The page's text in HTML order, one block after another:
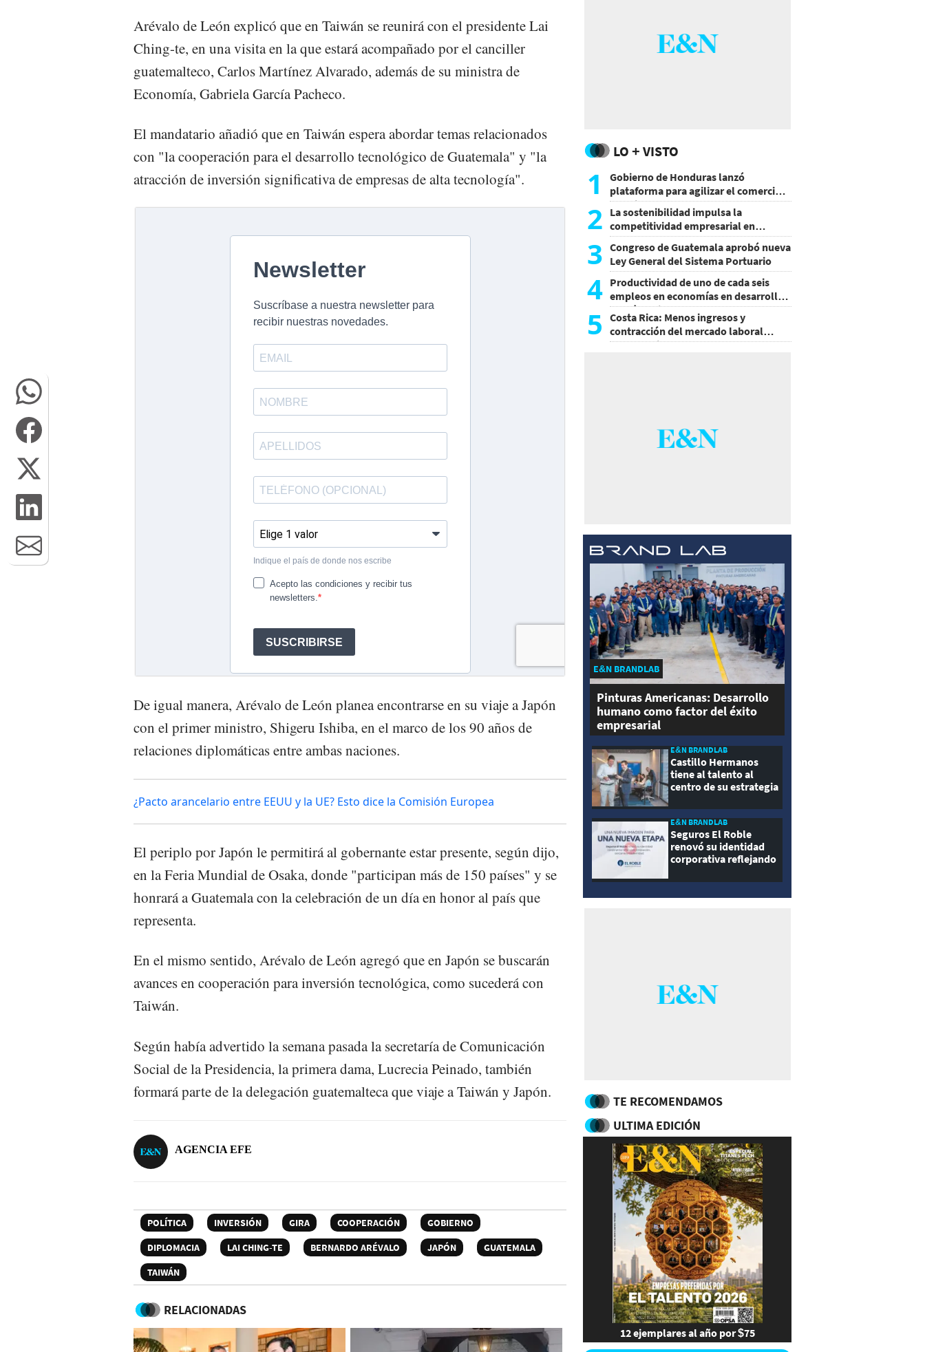
Arévalo de León explicó que en Taiwán se reunirá con el presidente Lai
Ching-te, en una visita en la que estará acompañado por el canciller
guatemalteco, Carlos Martínez Alvarado, además de su ministra de
Economía, Gabriela García Pacheco.
El mandatario añadió que en Taiwán espera abordar temas relacionados
con "la cooperación para el desarrollo tecnológico de Guatemala" y "la
atracción de inversión significativa de empresas de alta tecnología".
De igual manera, Arévalo de León planea encontrarse en su viaje a Japón
con el primer ministro, Shigeru Ishiba, en el marco de los 90 años de
relaciones diplomáticas entre ambas naciones.
¿Pacto arancelario entre EEUU y la UE? Esto dice la Comisión Europea
El periplo por Japón le permitirá al gobernante estar presente, según dijo,
en la Feria Mundial de Osaka, donde "participan más de 150 países" y se
honrará a Guatemala con la celebración de un día en honor al país que
representa.
En el mismo sentido, Arévalo de León agregó que en Japón se buscarán
avances en cooperación para inversión tecnológica, como sucederá con
Taiwán.
Según había advertido la semana pasada la secretaría de Comunicación
Social de la Presidencia, la primera dama, Lucrecia Peinado, también
formará parte de la delegación guatemalteca que viaje a Taiwán y Japón.
AGENCIA EFE
POLÍTICA INVERSIÓN GIRA COOPERACIÓN
GOBIERNO
DIPLOMACIA
LAI CHING-TE BERNARDO ARÉVALO JAPÓN
GUATEMALA
TAIWÁN
RELACIONADAS
LO + VISTO
1
Gobierno de Honduras lanzó
plataforma para agilizar el comercio
exterior
2 La sostenibilidad impulsa la
competitividad empresarial en
Guatemala
3 Congreso de Guatemala aprobó nueva
Ley General del Sistema Portuario
4 Productividad de uno de cada seis
empleos en economías en desarrollo
podría mejorar por la IA
5
Costa Rica: Menos ingresos y
contracción del mercado laboral
causan baja del consumo
E&N BRANDLAB
Pinturas Americanas: Desarrollo
humano como factor del éxito
empresarial
E&N BRANDLAB
Castillo Hermanos
tiene al talento al
centro de su estrategia
E&N BRANDLAB
Seguros El Roble
renovó su identidad
corporativa reflejando
modernidad
TE RECOMENDAMOS
ULTIMA EDICIÓN
12 ejemplares al año por $75